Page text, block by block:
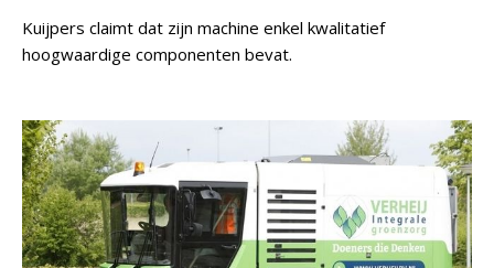
Kuijpers claimt dat zijn machine enkel kwalitatief
hoogwaardige componenten bevat.